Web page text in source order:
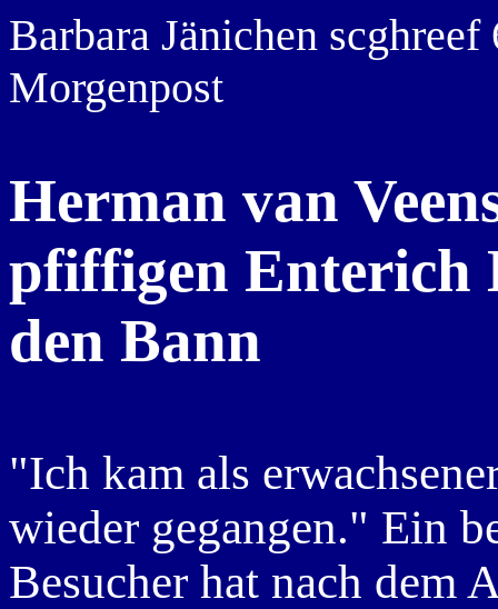
Barbara Jänichen
Morgenpost
Herman van
pfiffigen Enterich
den Bann
"Ich kam als
wieder gegangen." Ein
Besucher hat nach dem